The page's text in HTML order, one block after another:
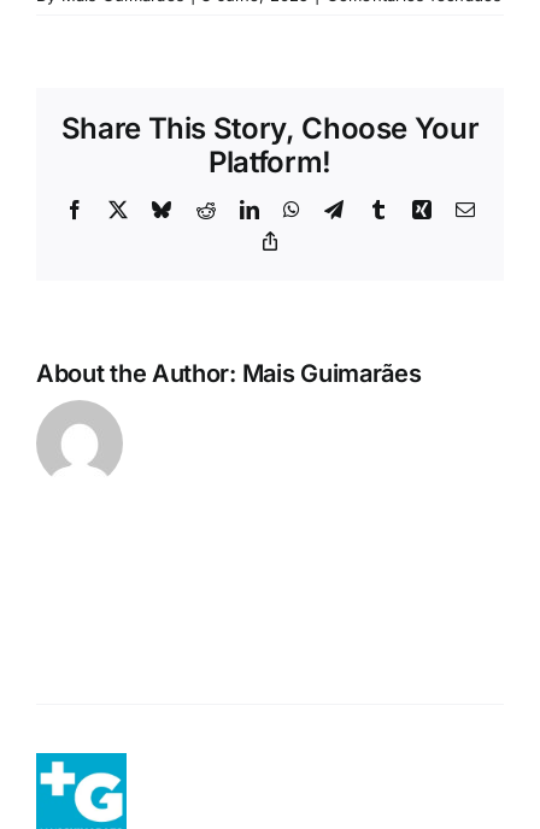
Rubricas
Share This Story, Choose Your
Platform!
Facebook BlueskyRedditLinkedInWhatsApp
TelegramTumblrXing Email
About the Author: Mais Guimarães